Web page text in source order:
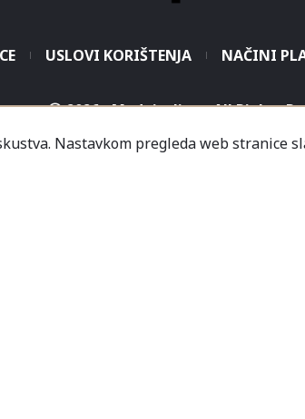
Nastavkom pregleda web stranice
USLOVI KORIŠTENJA NAČINI
2026 - Modaitaliana All Rights
- Sjedište poduzeća je unutar